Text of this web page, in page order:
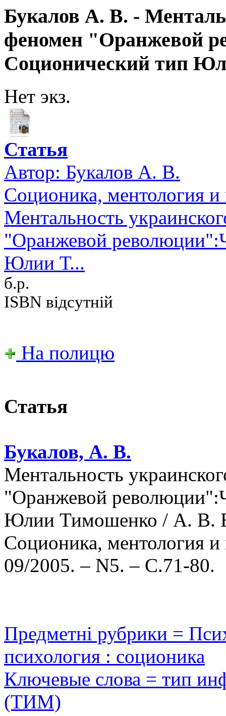
Букалов А. В. -
феномен "Оранжевой
Соционический тип
Нет экз.
Статья
Автор: Букалов А. В.
Соционика, ментология
Ментальность
"Оранжевой
Юлии Т...
б.р.
ISBN відсутній
На полицю
Статья
Букалов, А. В.
Ментальность
"Оранжевой
Юлии Тимошенко / А. В.
Соционика, ментология
09/2005. – N5. – С.71-80.
Предметні рубрики =
психология : соционика
Ключевые слова = тип
(ТИМ)